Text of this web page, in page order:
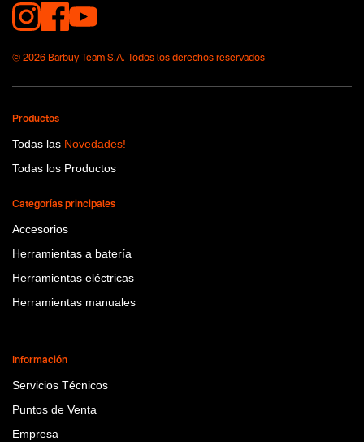
© 2026 Barbuy Team S.A. Todos los derechos reservados
Productos
Todas las Novedades!
Todas los Productos
Categorías principales
Accesorios
Herramientas a batería
Herramientas eléctricas
Herramientas manuales
Información
Servicios Técnicos
Puntos de Venta
Empresa